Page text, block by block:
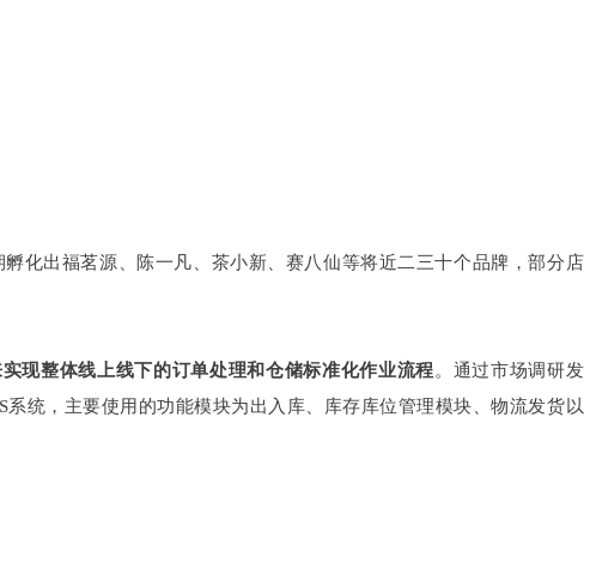
孵化出福茗源、陈一凡、茶小新、赛八仙等将近二三十个品牌，部分店
现整体线上线下的订单处理和仓储标准化作业流程。通过市场调研发
统，主要使用的功能模块为出入库、库存库位管理模块、物流发货以